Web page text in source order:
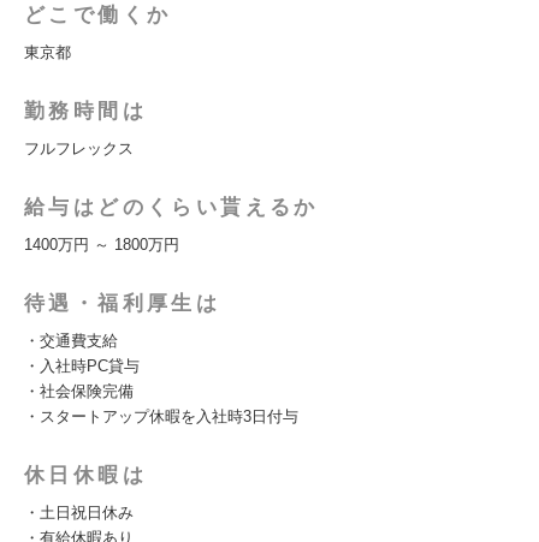
どこで働くか
東京都
勤務時間は
フルフレックス
給与はどのくらい貰えるか
1400万円 ～ 1800万円
待遇・福利厚生は
・交通費支給
・入社時PC貸与
・社会保険完備
・スタートアップ休暇を入社時3日付与
休日休暇は
・土日祝日休み
・有給休暇あり